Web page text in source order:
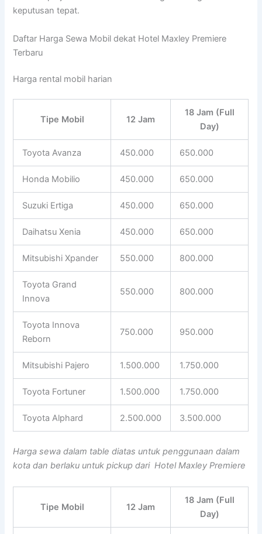
keputusan tepat.
Daftar Harga Sewa Mobil dekat Hotel Maxley Premiere
Terbaru
Harga rental mobil harian
Tipe Mobil 12 Jam
18 Jam (Full
Day)
Toyota Avanza 450.000 650.000
Honda Mobilio 450.000 650.000
Suzuki Ertiga 450.000 650.000
Daihatsu Xenia 450.000 650.000
Mitsubishi Xpander 550.000 800.000
Toyota Grand
Innova
550.000 800.000
Toyota Innova
Reborn
750.000 950.000
Mitsubishi Pajero 1.500.000 1.750.000
Toyota Fortuner 1.500.000 1.750.000
Toyota Alphard 2.500.000 3.500.000
Harga sewa dalam table diatas untuk penggunaan dalam
kota dan berlaku untuk pickup dari Hotel Maxley Premiere
Tipe Mobil 12 Jam
18 Jam (Full
Day)